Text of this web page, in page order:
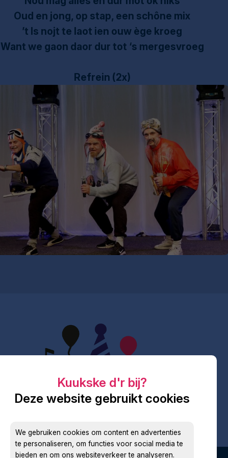
Oud en jong, op stap, een schône mix
’t Is nojt te laot ien ouw ège kroeg
Want we gaon daor dur tot ‘s mergesvroeg
Refrein (2x)
Deze website gebruikt cookies
We gebruiken cookies om content en advertenties
te personaliseren, om functies voor social media te
bieden en om ons websiteverkeer te analyseren.